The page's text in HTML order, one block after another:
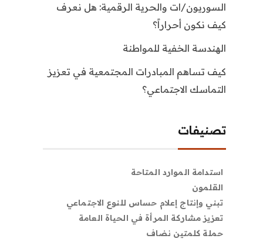
السوريون/ات والحرية الرقمية: هل نعرف
كيف نكون أحراراً؟
الهندسة الخفية للمواطنة
كيف تساهم المبادرات المجتمعية في تعزيز
التماسك الاجتماعي؟
تصنيفات
استدامة الموارد المتاحة
القلمون
تبني وإنتاج إعلام حساس للنوع الاجتماعي
تعزيز مشاركة المرأة في الحياة العامة
حملة كلمتين نضاف